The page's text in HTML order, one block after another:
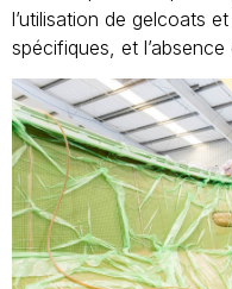
l’utilisation de gelcoats
spécifiques, et